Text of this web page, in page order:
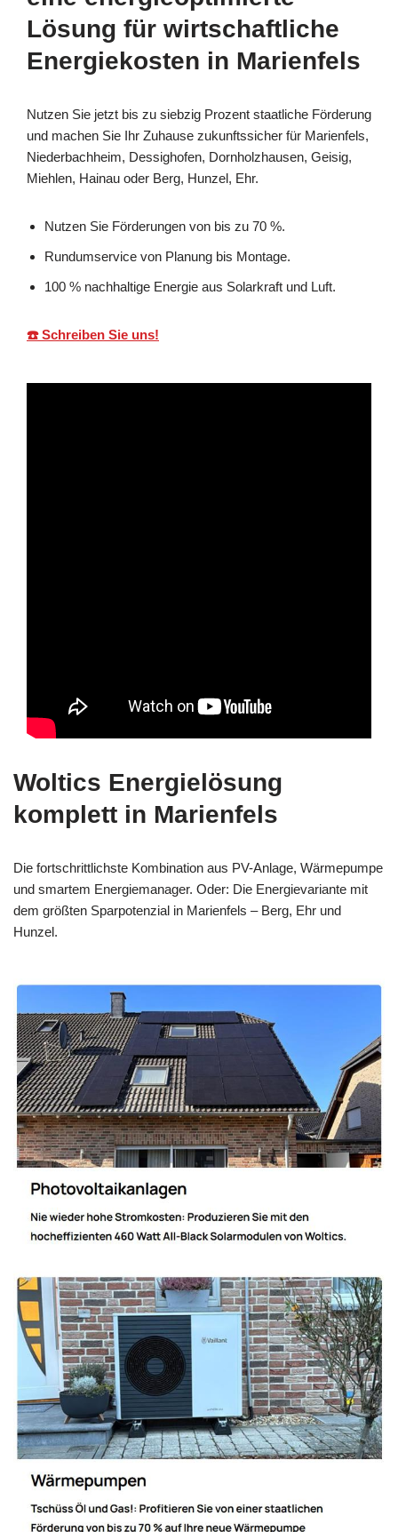
Lösung für wirtschaftliche
Energiekosten in Marienfels
Nutzen Sie jetzt bis zu siebzig Prozent staatliche Förderung
und machen Sie Ihr Zuhause zukunftssicher für Marienfels,
Niederbachheim, Dessighofen, Dornholzhausen, Geisig,
Miehlen, Hainau oder Berg, Hunzel, Ehr.
Nutzen Sie Förderungen von bis zu 70 %.
Rundumservice von Planung bis Montage.
100 % nachhaltige Energie aus Solarkraft und Luft.
☎️ Schreiben Sie uns!
Woltics Energielösung
komplett in Marienfels
Die fortschrittlichste Kombination aus PV-Anlage, Wärmepumpe
und smartem Energiemanager. Oder: Die Energievariante mit
dem größten Sparpotenzial in Marienfels – Berg, Ehr und
Hunzel.